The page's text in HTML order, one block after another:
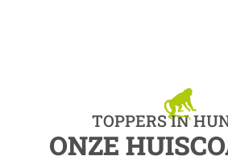
TOPPERS IN
ONZE